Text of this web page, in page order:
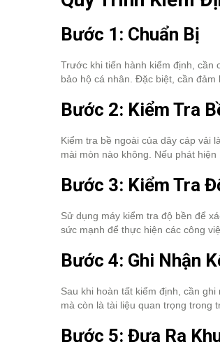
Bước 1: Chuẩn Bị
Trước khi tiến hành kiểm định, cần
bảo hộ cá nhân. Đặc biệt, cần đảm
Bước 2: Kiểm Tra
Kiểm tra bề ngoài của dây cáp vải
mài mòn nào không. Nếu phát
Bước 3: Kiểm Tra
Sử dụng máy kiểm tra độ bền để
sức mạnh để thực hiện các công
Bước 4: Ghi Nhận
Sau khi hoàn tất kiểm định, cần
mà còn là tài liệu quan trọng trong
Bước 5: Đưa Ra